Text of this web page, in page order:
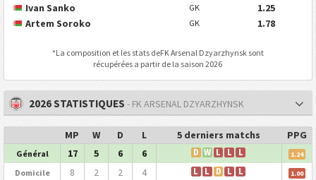
Ivan Sanko GK
1.25
Artem Soroko
GK 1.78
*La composition et les stats deFK Arsenal Dzyarzhynsksont
récupérées a partir de la saison 2026
2026 STATISTIQUES - FK ARSENAL DZYARZHYNSK
MP W D L 5 derniers matchs PPG
Général 17 5 6 6 D W L L L 1.24
Domicile 8 2 2 4 L L D L L 1.00